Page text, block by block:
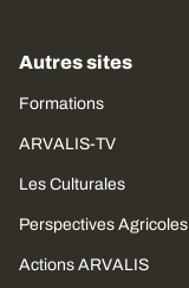
Autres sites
Formations
ARVALIS-TV
Les Culturales
Perspectives Agricoles
Actions ARVALIS